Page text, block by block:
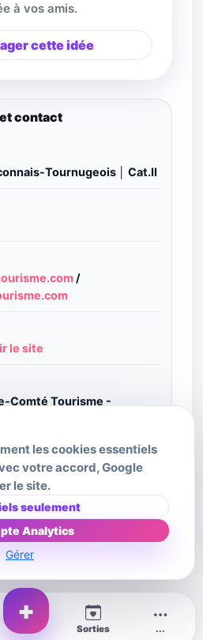
à vos amis.
cette idée
contact
Tournugeois │ Cat.II
/
le site
Comté Tourisme -
source
+
Sorties ...
les cookies essentiels
votre accord, Google
le site.
seulement
Analytics
Gérer